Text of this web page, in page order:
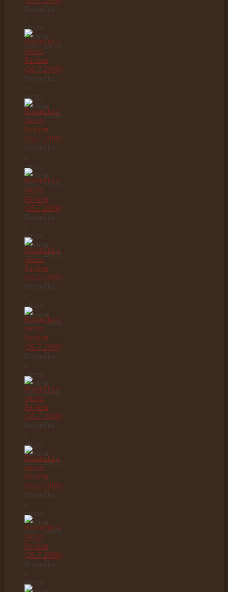
Rozlučka
s
otcem
Pavlem
(26.7.2009)
Rozlučka
s
otcem
Pavlem
(26.7.2009)
Rozlučka
s
otcem
Pavlem
(26.7.2009)
Rozlučka
s
otcem
Pavlem
(26.7.2009)
Rozlučka
s
otcem
Pavlem
(26.7.2009)
Rozlučka
s
otcem
Pavlem
(26.7.2009)
Rozlučka
s
otcem
Pavlem
(26.7.2009)
Rozlučka
s
otcem
Pavlem
(26.7.2009)
Rozlučka
s
otcem